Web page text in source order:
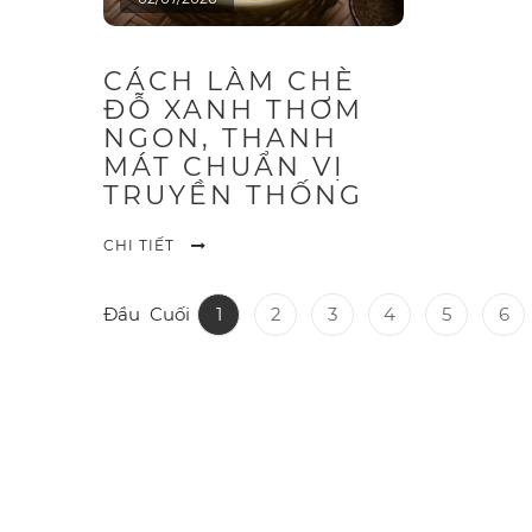
CÁCH LÀM CHÈ
ĐỖ XANH THƠM
NGON, THANH
MÁT CHUẨN VỊ
TRUYỀN THỐNG
CHI TIẾT
Đầu Cuối 1 2 3 4 5 6